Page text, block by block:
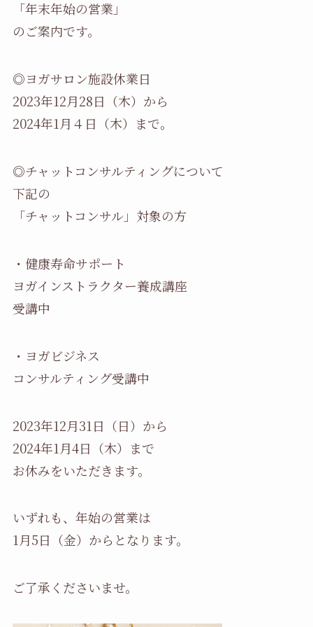
「年末年始の営業」
のご案内です。
◎ヨガサロン施設休業日
2023年12月28日（木）から
2024年1月４日（木）まで。
◎チャットコンサルティングについて
下記の
「チャットコンサル」対象の方
・健康寿命サポート
ヨガインストラクター養成講座
受講中
・ヨガビジネス
コンサルティング受講中
2023年12月31日（日）から
2024年1月4日（木）まで
お休みをいただきます。
いずれも、年始の営業は
1月5日（金）からとなります。
ご了承くださいませ。